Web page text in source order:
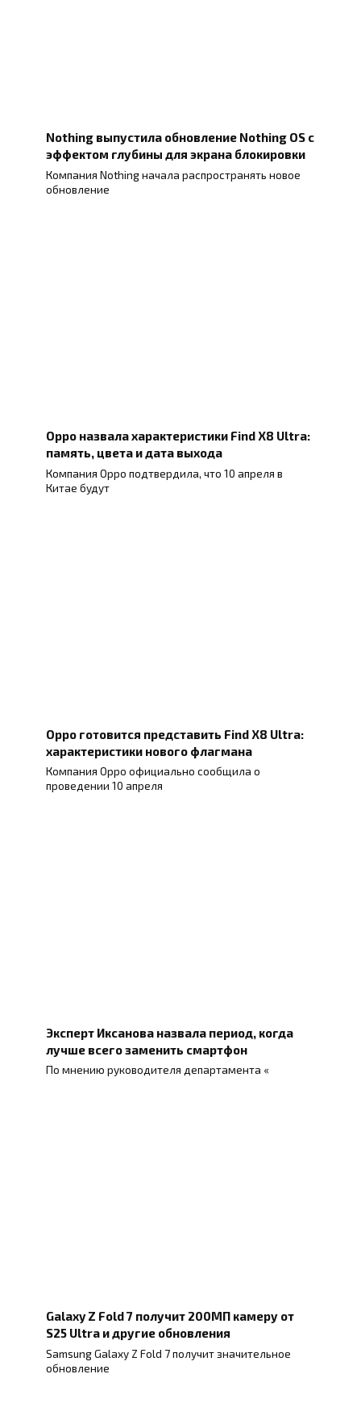
Nothing выпустила обновление Nothing OS с
эффектом глубины для экрана блокировки
Компания Nothing начала распространять новое
обновление
Oppo назвала характеристики Find X8 Ultra:
память, цвета и дата выхода
Компания Oppo подтвердила, что 10 апреля в
Китае будут
Oppo готовится представить Find X8 Ultra:
характеристики нового флагмана
Компания Oppo официально сообщила о
проведении 10 апреля
Эксперт Иксанова назвала период, когда
лучше всего заменить смартфон
По мнению руководителя департамента «
Galaxy Z Fold 7 получит 200МП камеру от
S25 Ultra и другие обновления
Samsung Galaxy Z Fold 7 получит значительное
обновление